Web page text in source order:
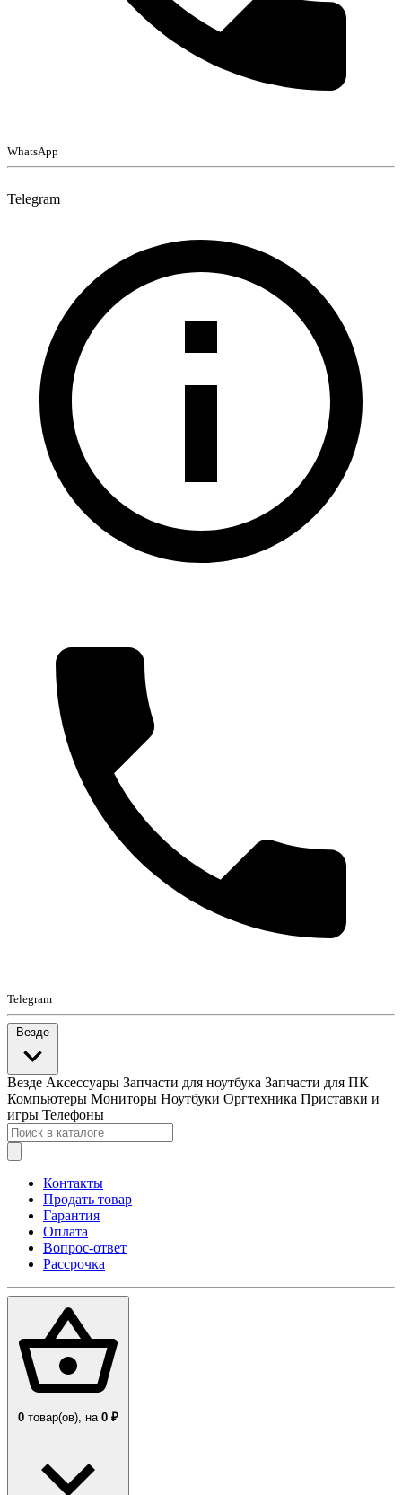
WhatsApp
Telegram
Telegram
Везде
Везде Аксессуары Запчасти для ноутбука Запчасти для ПК
Компьютеры Мониторы Ноутбуки Оргтехника Приставки и
игры Телефоны
Контакты
Продать товар
Гарантия
Оплата
Вопрос-ответ
Рассрочка
0 товар(ов), на 0 ₽